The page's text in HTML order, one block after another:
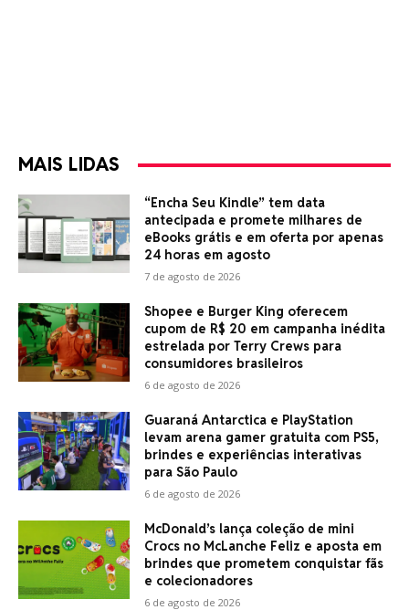
MAIS LIDAS
“Encha Seu Kindle” tem data
antecipada e promete milhares de
eBooks grátis e em oferta por apenas
24 horas em agosto
7 de agosto de 2026
Shopee e Burger King oferecem
cupom de R$ 20 em campanha inédita
estrelada por Terry Crews para
consumidores brasileiros
6 de agosto de 2026
Guaraná Antarctica e PlayStation
levam arena gamer gratuita com PS5,
brindes e experiências interativas
para São Paulo
6 de agosto de 2026
McDonald’s lança coleção de mini
Crocs no McLanche Feliz e aposta em
brindes que prometem conquistar fãs
e colecionadores
6 de agosto de 2026